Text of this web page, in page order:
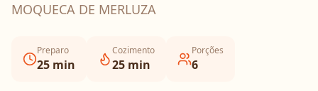
MOQUECA DE MERLUZA
Preparo
25 min
Cozimento
25 min
Porções
6